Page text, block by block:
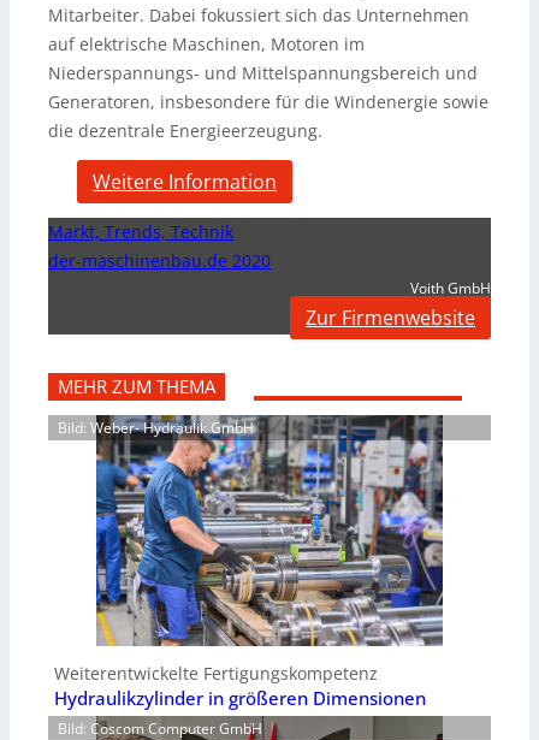
Mitarbeiter. Dabei fokussiert sich das Unternehmen
auf elektrische Maschinen, Motoren im
Niederspannungs- und Mittelspannungsbereich und
Generatoren, insbesondere für die Windenergie sowie
die dezentrale Energieerzeugung.
Weitere Information
Markt, Trends, Technik
der-maschinenbau.de 2020
Voith GmbH
Zur Firmenwebsite
MEHR ZUM THEMA
Bild: Weber- Hydraulik GmbH
Weiterentwickelte Fertigungskompetenz
Hydraulikzylinder in größeren Dimensionen
Bild: Coscom Computer GmbH